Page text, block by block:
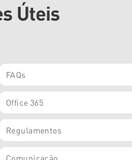
Úteis
FAQs
Office 365
Regulamentos
Comunicação